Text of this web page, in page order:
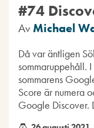
#74
Av Michael
Då var äntligen
sommaruppehåll.
sommarens
Score är numera
Google Discover.